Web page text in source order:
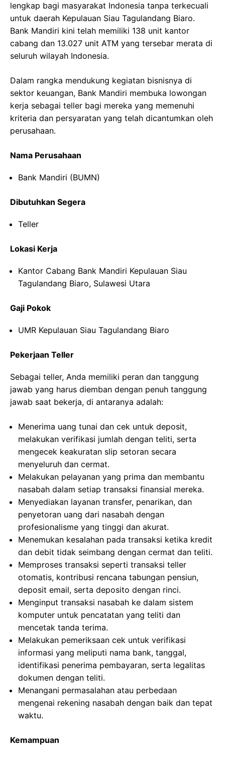
lengkap bagi masyarakat Indonesia tanpa terkecuali
untuk daerah Kepulauan Siau Tagulandang Biaro.
Bank Mandiri kini telah memiliki 138 unit kantor
cabang dan 13.027 unit ATM yang tersebar merata di
seluruh wilayah Indonesia.
Dalam rangka mendukung kegiatan bisnisnya di
sektor keuangan, Bank Mandiri membuka lowongan
kerja sebagai teller bagi mereka yang memenuhi
kriteria dan persyaratan yang telah dicantumkan oleh
perusahaan.
Nama Perusahaan
Bank Mandiri (BUMN)
Dibutuhkan Segera
Teller
Lokasi Kerja
Kantor Cabang Bank Mandiri Kepulauan Siau
Tagulandang Biaro, Sulawesi Utara
Gaji Pokok
UMR Kepulauan Siau Tagulandang Biaro
Pekerjaan Teller
Sebagai teller, Anda memiliki peran dan tanggung
jawab yang harus diemban dengan penuh tanggung
jawab saat bekerja, di antaranya adalah:
Menerima uang tunai dan cek untuk deposit,
melakukan verifikasi jumlah dengan teliti, serta
mengecek keakuratan slip setoran secara
menyeluruh dan cermat.
Melakukan pelayanan yang prima dan membantu
nasabah dalam setiap transaksi finansial mereka.
Menyediakan layanan transfer, penarikan, dan
penyetoran uang dari nasabah dengan
profesionalisme yang tinggi dan akurat.
Menemukan kesalahan pada transaksi ketika kredit
dan debit tidak seimbang dengan cermat dan teliti.
Memproses transaksi seperti transaksi teller
otomatis, kontribusi rencana tabungan pensiun,
deposit email, serta deposito dengan rinci.
Menginput transaksi nasabah ke dalam sistem
komputer untuk pencatatan yang teliti dan
mencetak tanda terima.
Melakukan pemeriksaan cek untuk verifikasi
informasi yang meliputi nama bank, tanggal,
identifikasi penerima pembayaran, serta legalitas
dokumen dengan teliti.
Menangani permasalahan atau perbedaan
mengenai rekening nasabah dengan baik dan tepat
waktu.
Kemampuan